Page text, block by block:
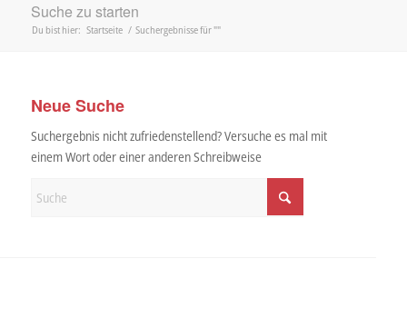
Suche zu starten
Du bist hier: Startseite / Suchergebnisse für ""
Neue Suche
Suchergebnis nicht zufriedenstellend? Versuche es mal mit
einem Wort oder einer anderen Schreibweise